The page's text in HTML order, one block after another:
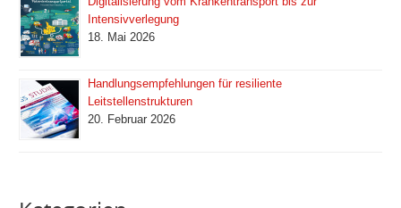
Intensivverlegung
18. Mai 2026
Handlungsempfehlungen für resiliente
Leitstellenstrukturen
20. Februar 2026